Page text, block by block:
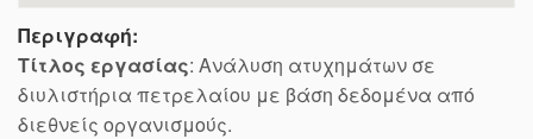
Περιγραφή:
Τίτλος εργασίας: Ανάλυση ατυχημάτων σε
διυλιστήρια πετρελαίου με βάση δεδομένα από
διεθνείς οργανισμούς.